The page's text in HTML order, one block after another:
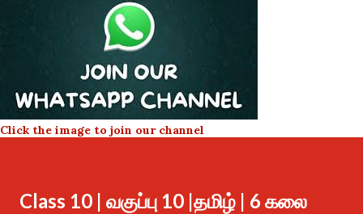
Click the image to join our channel
Class 10 | வகுப்பு 10 |தமிழ் | 6 கலை